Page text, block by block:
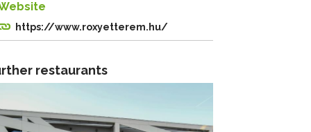
https://www.roxyetterem.hu/
restaurants